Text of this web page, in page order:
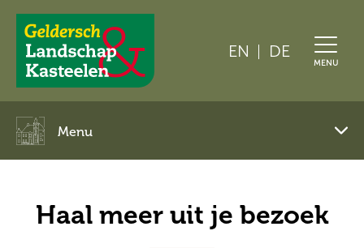
Geldersch
Landschap
en
EN DE
MENU
Menu
Pagemenu
Haal meer uit je bezoek